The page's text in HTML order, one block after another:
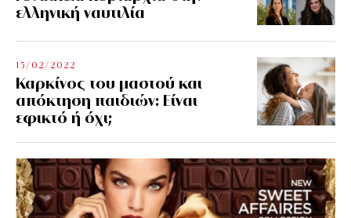
ελληνική ναυτιλία
15/02/2022
Καρκίνος του μαστού και
απόκτηση παιδιών: Είναι
εφικτό ή όχι;